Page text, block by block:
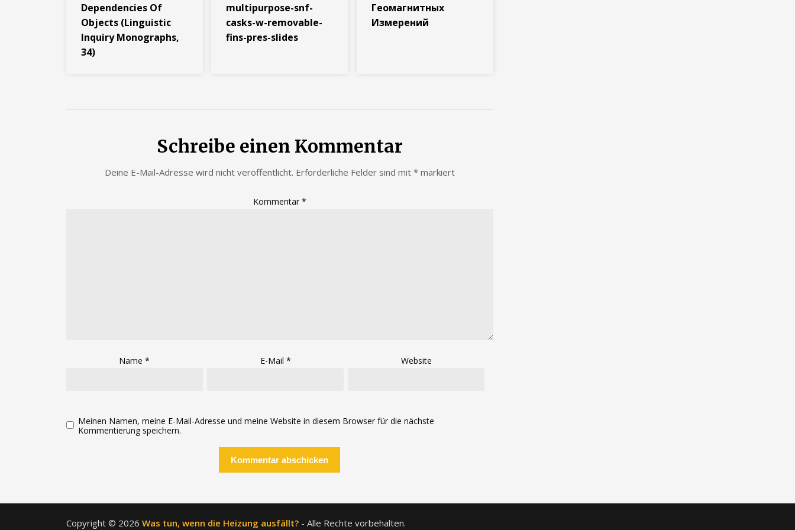
Dependencies Of
Objects (Linguistic
Inquiry Monographs,
34)
multipurpose-snf-
casks-w-removable-
fins-pres-slides
Геомагнитных
Измерений
Schreibe einen Kommentar
Deine E-Mail-Adresse wird nicht veröffentlicht. Erforderliche Felder sind mit *markiert
Kommentar *
Name* E-Mail * Website
Meinen Namen, meine E-Mail-Adresse und meine Website in diesem Browser für die nächste
Kommentierung speichern.
Copyright © 2026 Was tun, wenn die Heizung ausfällt? - Alle Rechte vorbehalten.